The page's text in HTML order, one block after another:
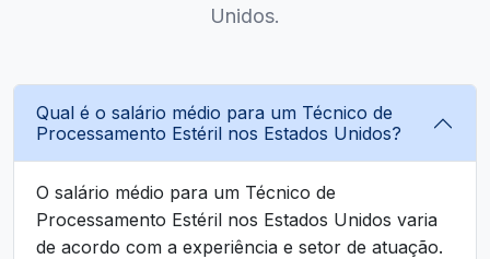
Unidos.
Qual é o salário médio para um Técnico de
Processamento Estéril nos Estados Unidos?
O salário médio para um Técnico de
Processamento Estéril nos Estados Unidos varia
de acordo com a experiência e setor de atuação.